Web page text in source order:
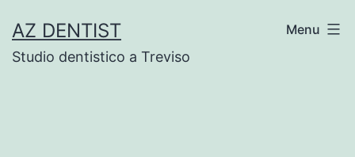
to
content
AZ DENTIST
Studio dentistico a Treviso
Menu